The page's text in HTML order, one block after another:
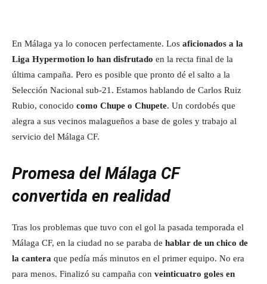
En Málaga ya lo conocen perfectamente. Los aficionados a la
Liga Hypermotion lo han disfrutado en la recta final de la
última campaña. Pero es posible que pronto dé el salto a la
Selección Nacional sub-21. Estamos hablando de Carlos Ruiz
Rubio, conocido como Chupe o Chupete. Un cordobés que
alegra a sus vecinos malagueños a base de goles y trabajo al
servicio del Málaga CF.
Promesa del Málaga CF
convertida en realidad
Tras los problemas que tuvo con el gol la pasada temporada el
Málaga CF, en la ciudad no se paraba de hablar de un chico de
la cantera que pedía más minutos en el primer equipo. No era
para menos. Finalizó su campaña con veinticuatro goles en